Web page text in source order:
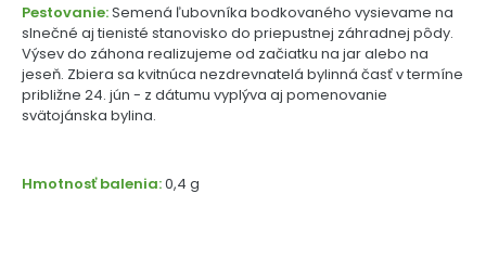
Pestovanie:Semená ľubovníka bodkovaného vysievame na
slnečné aj tienisté stanovisko do priepustnej záhradnej pôdy.
Výsev do záhona realizujeme od začiatku na jar alebo na
jeseň. Zbiera sa kvitnúca nezdrevnatelá bylinná časť v termíne
približne 24. jún - z dátumu vyplýva aj pomenovanie
svätojánska bylina.
Hmotnosť balenia:0,4 g